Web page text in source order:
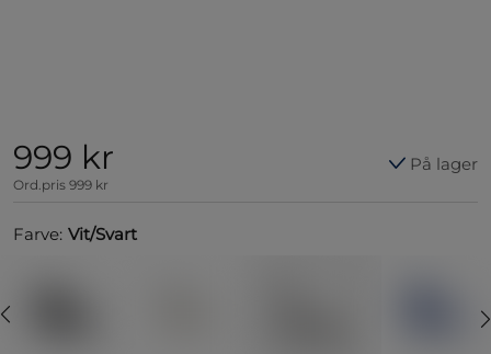
999 kr
Ord.pris 999 kr
På lager
Farve: Vit/Svart